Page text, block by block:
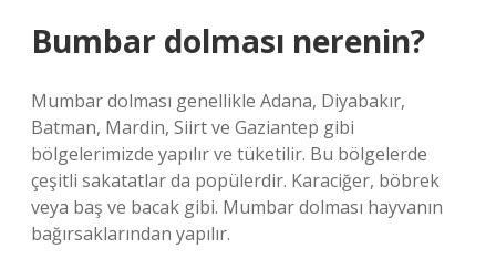
Bumbar dolması nerenin?
Mumbar dolması genellikle Adana, Diyabakır,
Batman, Mardin, Siirt ve Gaziantep gibi
bölgelerimizde yapılır ve tüketilir. Bu bölgelerde
çeşitli sakatatlar da popülerdir. Karaciğer, böbrek
veya baş ve bacak gibi. Mumbar dolması hayvanın
bağırsaklarından yapılır.